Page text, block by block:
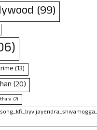
(99)
(13)
(20)
(7)